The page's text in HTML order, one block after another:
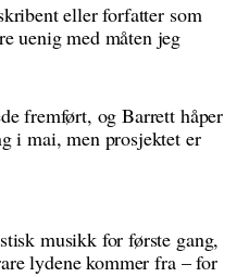
eller forfatter som
uenig med måten jeg
fremført, og Barrett håper
i mai, men prosjektet er
musikk for første gang,
lydene kommer fra – for